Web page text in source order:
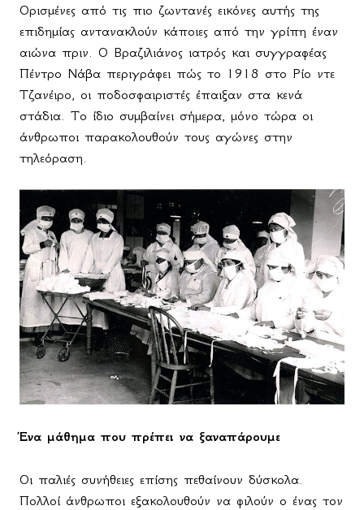
Ορισμένες από τις πιο ζωντανές εικόνες αυτής της
επιδημίας αντανακλούν κάποιες από την γρίπη έναν
αιώνα πριν. Ο Βραζιλιάνος ιατρός και συγγραφέας
Πέντρο Νάβα περιγράφει πώς το 1918 στο Ρίο ντε
Τζανέιρο, οι ποδοσφαιριστές έπαιξαν στα κενά
στάδια. Το ίδιο συμβαίνει σήμερα, μόνο τώρα οι
άνθρωποι παρακολουθούν τους αγώνες στην
τηλεόραση.
Ένα μάθημα που πρέπει να ξαναπάρουμε
Οι παλιές συνήθειες επίσης πεθαίνουν δύσκολα.
Πολλοί άνθρωποι εξακολουθούν να φιλούν ο ένας τον